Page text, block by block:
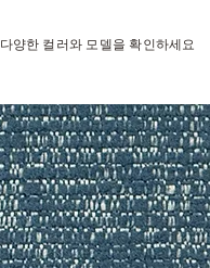
다양한 컬러와 모델을 확인하세요